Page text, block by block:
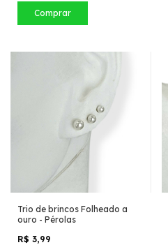
Comprar
Trio de brincos Folheado a
ouro - Pérolas
R$ 3,99